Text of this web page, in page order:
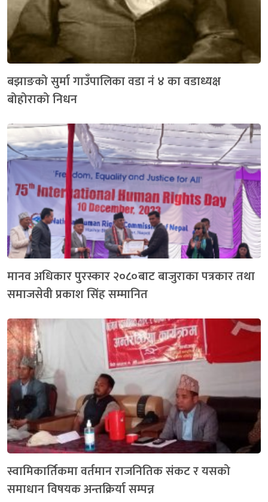
बझाङको सुर्मा गाउँपालिका वडा नं ४ का वडाध्यक्ष
बोहोराको निधन
मानव अधिकार पुरस्कार २०८०बाट बाजुराका पत्रकार तथा
समाजसेवी प्रकाश सिंह सम्मानित
स्वामिकार्तिकमा वर्तमान राजनितिक संकट र यसको
समाधान विषयक अन्तक्रिर्या सम्पन्न